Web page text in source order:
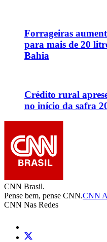
Forrageiras
para mais de 20
Bahia
Crédito rural
no início da safra
CNN Brasil.
Pense bem, pense CNN.CNN
CNN Nas Redes